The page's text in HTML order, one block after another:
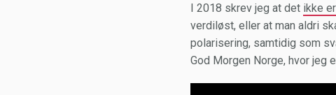
I 2018 skrev jeg at det ikke
verdiløst, eller at man aldri
polarisering, samtidig som
God Morgen Norge, hvor jeg